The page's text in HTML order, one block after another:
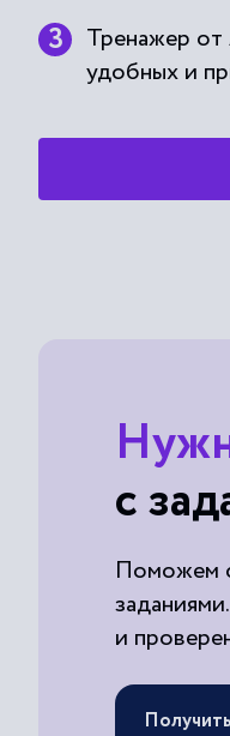
Тренажер
удобных и
с
Поможем
и